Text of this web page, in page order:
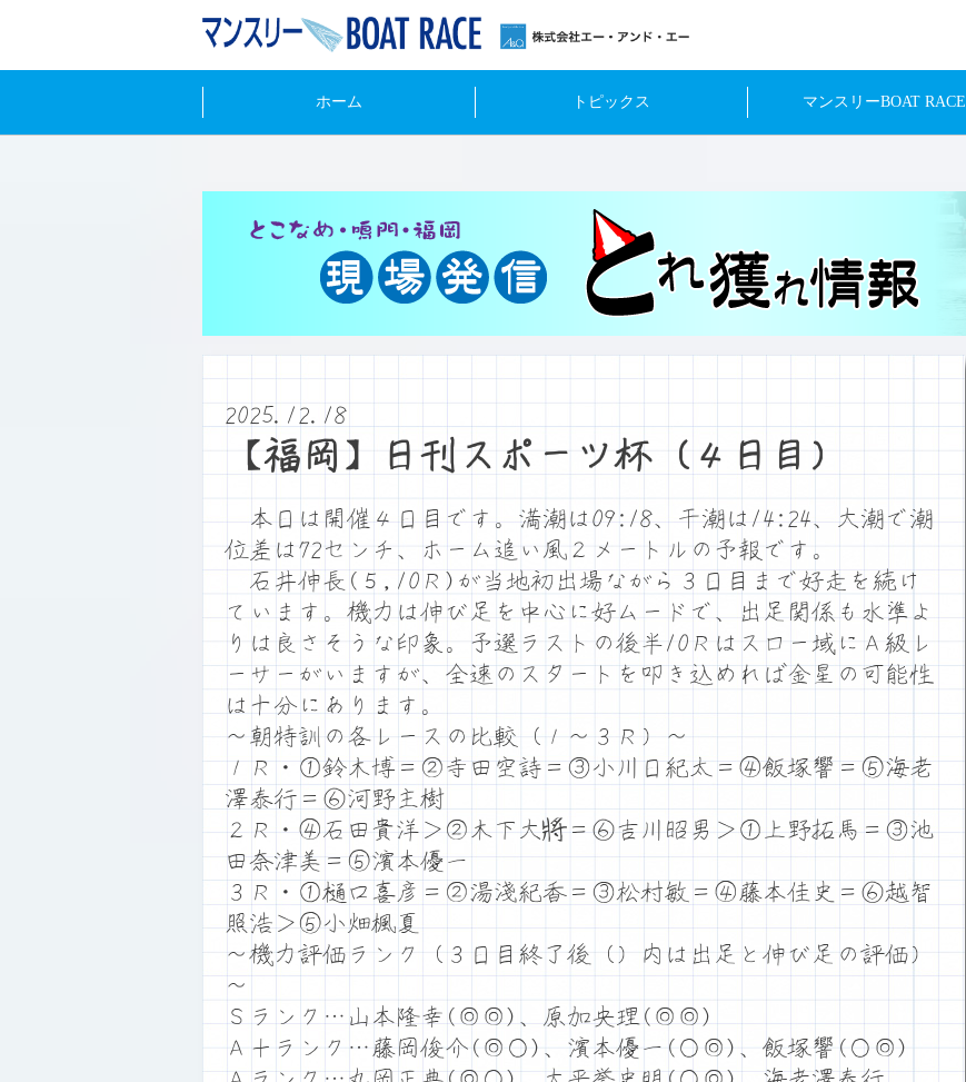
ホーム トピックス マンスリーBOAT RACE
2025.12.18
【福岡】日刊スポーツ杯（４日目）
本日は開催４日目です。満潮は09:18、干潮は14:24、大潮で潮
位差は72センチ、ホーム追い風２メートルの予報です。
石井伸長(５,10Ｒ)が当地初出場ながら３日目まで好走を続け
ています。機力は伸び足を中心に好ムードで、出足関係も水準よ
りは良さそうな印象。予選ラストの後半10Ｒはスロー域にＡ級レ
ーサーがいますが、全速のスタートを叩き込めれば金星の可能性
は十分にあります。
～朝特訓の各レースの比較（１～３Ｒ）～
１Ｒ・①鈴木博＝②寺田空詩＝③小川日紀太＝④飯塚響＝⑤海老
澤泰行＝⑥河野主樹
２Ｒ・④石田貴洋＞②木下大將＝⑥吉川昭男＞①上野拓馬＝③池
田奈津美＝⑤濱本優一
３Ｒ・①樋口喜彦＝②湯淺紀香＝③松村敏＝④藤本佳史＝⑥越智
照浩＞⑤小畑楓夏
～機力評価ランク（３日目終了後（）内は出足と伸び足の評価）
～
Ｓランク…山本隆幸(◎◎)、原加央理(◎◎)
Ａ＋ランク…藤岡俊介(◎○)、濱本優一(○◎)、飯塚響(○◎)